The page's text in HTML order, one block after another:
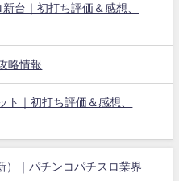
台｜初打ち評価＆感想、
略情報
ト｜初打ち評価＆感想、
）｜パチンコパチスロ業界